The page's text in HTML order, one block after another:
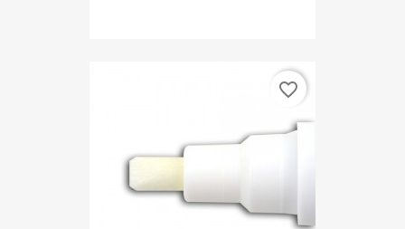
favorite_border